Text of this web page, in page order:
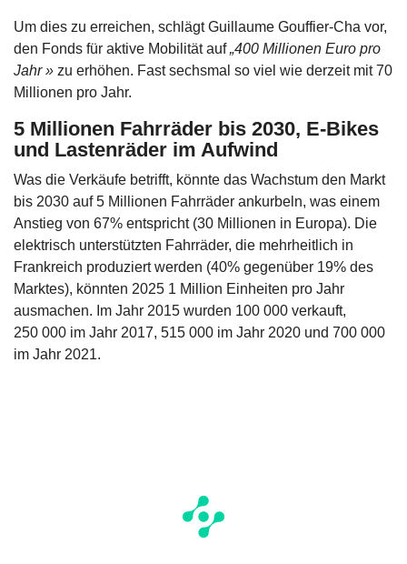
Um dies zu erreichen, schlägt Guillaume Gouffier-Cha vor,
den Fonds für aktive Mobilität auf„400 Millionen Euro pro
Jahr » zu erhöhen. Fast sechsmal so viel wie derzeit mit 70
Millionen pro Jahr.
5 Millionen Fahrräder bis 2030, E-Bikes
und Lastenräder im Aufwind
Was die Verkäufe betrifft, könnte das Wachstum den Markt
bis 2030 auf 5 Millionen Fahrräder ankurbeln, was einem
Anstieg von 67% entspricht (30 Millionen in Europa). Die
elektrisch unterstützten Fahrräder, die mehrheitlich in
Frankreich produziert werden (40% gegenüber 19% des
Marktes), könnten 2025 1 Million Einheiten pro Jahr
ausmachen. Im Jahr 2015 wurden 100 000 verkauft,
250 000 im Jahr 2017, 515 000 im Jahr 2020 und 700 000
im Jahr 2021.